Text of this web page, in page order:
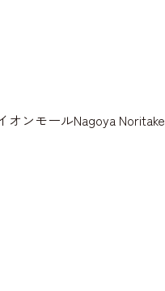
オンモールNagoya Noritake